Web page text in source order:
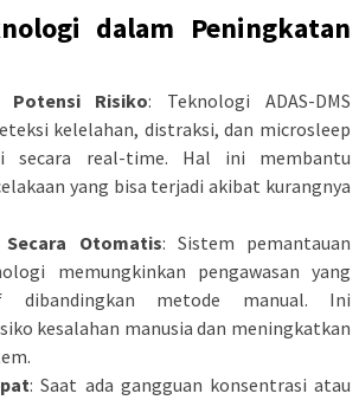
dalam Peningkatan
Potensi Risiko: Teknologi ADAS-DMS
kelelahan, distraksi, dan microsleep
secara real-time. Hal ini membantu
yang bisa terjadi akibat kurangnya
Secara Otomatis: Sistem pemantauan
memungkinkan pengawasan yang
dibandingkan metode manual. Ini
kesalahan manusia dan meningkatkan
: Saat ada gangguan konsentrasi atau